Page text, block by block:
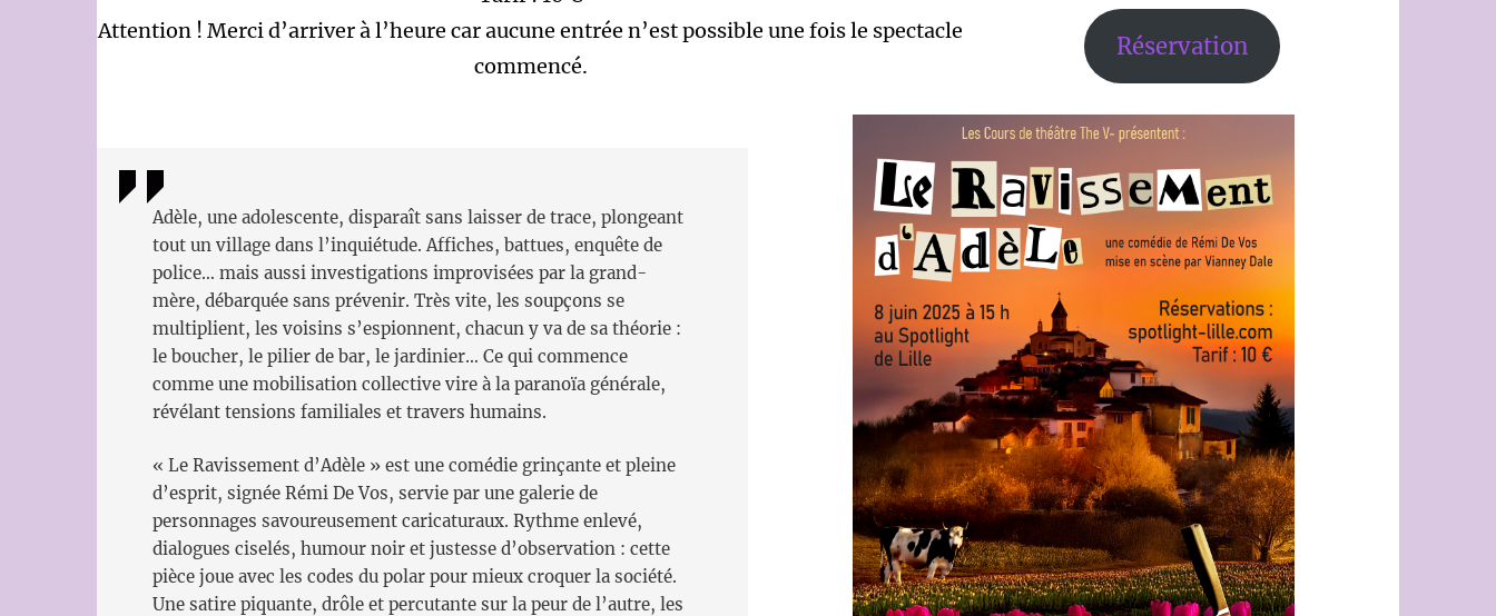
Attention ! Merci d’arriver à l’heure car aucune entrée n’est possible une fois le spectacle
commencé.
Réservation
Adèle, une adolescente, disparaît sans laisser de trace, plongeant
tout un village dans l’inquiétude. Affiches, battues, enquête de
police… mais aussi investigations improvisées par la grand-
mère, débarquée sans prévenir. Très vite, les soupçons se
multiplient, les voisins s’espionnent, chacun y va de sa théorie :
le boucher, le pilier de bar, le jardinier… Ce qui commence
comme une mobilisation collective vire à la paranoïa générale,
révélant tensions familiales et travers humains.
« Le Ravissement d’Adèle » est une comédie grinçante et pleine
d’esprit, signée Rémi De Vos, servie par une galerie de
personnages savoureusement caricaturaux. Rythme enlevé,
dialogues ciselés, humour noir et justesse d’observation : cette
pièce joue avec les codes du polar pour mieux croquer la société.
Une satire piquante, drôle et percutante sur la peur de l’autre, les